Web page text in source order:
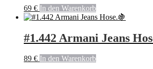
69 € In den Warenkorb
#1.442 Armani Jeans
89 € In den Warenkorb